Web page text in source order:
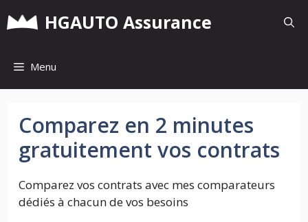
au
HGAUTO Assurance
Menu
Comparez en 2 minutes
gratuitement vos contrats
Comparez vos contrats avec mes comparateurs
dédiés à chacun de vos besoins